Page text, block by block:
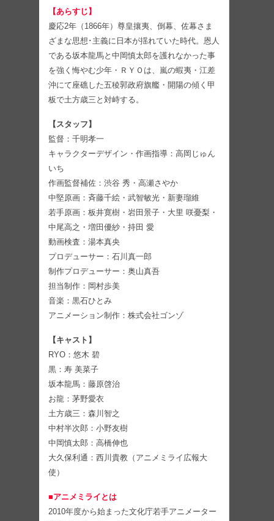
【あらすじ】
慶応2年（1866年）尊皇攘夷、倒幕、佐幕さま
ざまな思想･主義に日本が揺れていた時代。恩人
である坂本龍馬と中岡慎太郎を護れなかった事
を強く悔やむ少年・ＲＹＯは、嵐の蝦夷・江差
沖にて座礁した五稜郭政府旗艦・開陽の傾く甲
板で土方歳三と対峙する。
【スタッフ】
監督：千明孝一
キャラクターデザイン・作画指導：高岡じゅん
いち
作画監督補佐：渋谷 秀・高瀬さやか
中堅原画：斉藤千絵・武智敏光・新妻瑠維
若手原画：板井寛樹・岩田景子・大里 咲憂梨・
中尾高之・増田優紗・持田 愛
動画検査：湯本真央
プロデューサー：石川真一郎
制作プロデューサー：奥山真吾
担当制作：岡村歩美
音楽：黒石ひとみ
アニメーション制作：株式会社ゴンゾ
【キャスト】
RYO：悠木 碧
黒：寿 美菜子
坂本龍馬：藤原啓治
お龍：茅野愛衣
土方歳三：森川智之
中村半次郎：小野友樹
中岡慎太郎：高橋伸也
大久保利通：西川貴教（アニメミライ広報大
使）
■アニメミライとは
2010年度から始まった文化庁若手アニメーター